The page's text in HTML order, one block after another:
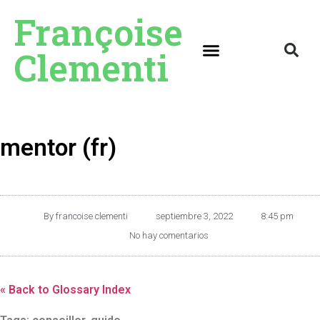
Françoise
Clementi
mentor (fr)
By francoise clementi septiembre 3, 2022
8:45 pm
No hay comentarios
« Back to Glossary Index